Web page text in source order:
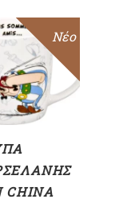
Sale
Νέο
ΠΡΟΣΘΉΚΗ
ΣΤΟ
ΚΑΛΆΘΙ
CHINA